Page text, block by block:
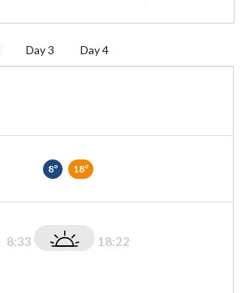
Day 3 Day 4
8º 18º
8:33 18:22